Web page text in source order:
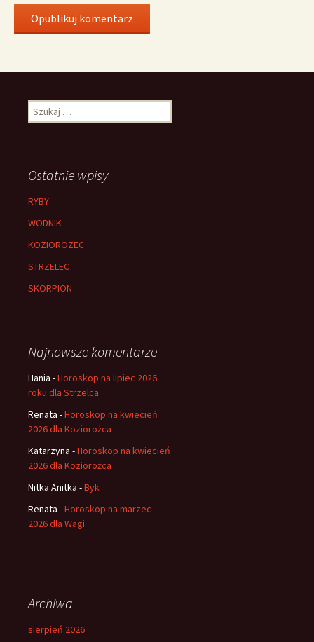
Szukaj:
Ostatnie wpisy
RYBY
WODNIK
KOZIOROZEC
STRZELEC
SKORPION
Najnowsze komentarze
Hania -Horoskop na lipiec 2026
roku dla Strzelca
Renata -Horoskop na kwiecień
2026 dla Koziorożca
Katarzyna -Horoskop na kwiecień
2026 dla Koziorożca
Nitka Anitka -Byk
Renata -Horoskop na marzec
2026 dla Wagi
Archiwa
sierpień 2026